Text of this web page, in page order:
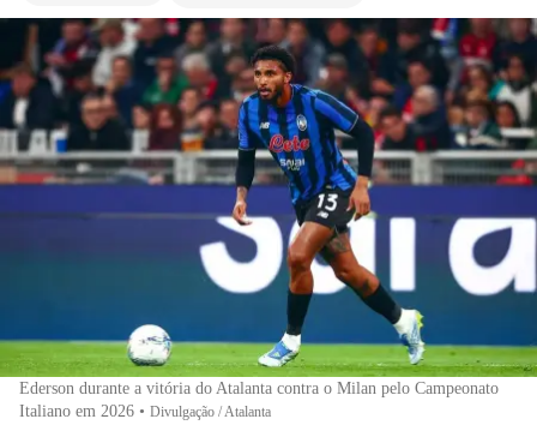
Ederson durante a vitória do Atalanta contra o Milan pelo Campeonato
Italiano em 2026 • Divulgação / Atalanta